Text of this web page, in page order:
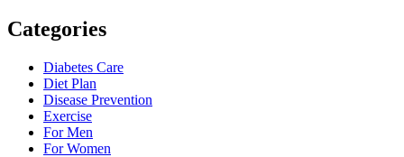
Categories
Diabetes Care
Diet Plan
Disease Prevention
Exercise
For Men
For Women